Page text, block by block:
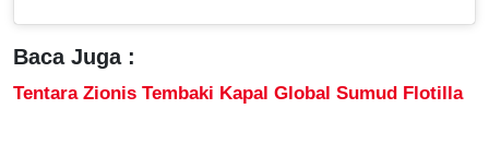
Baca Juga :
Tentara Zionis Tembaki Kapal Global Sumud Flotilla